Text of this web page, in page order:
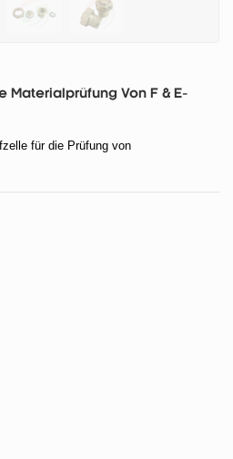
Materialprüfung Von F & E-
für die Prüfung von